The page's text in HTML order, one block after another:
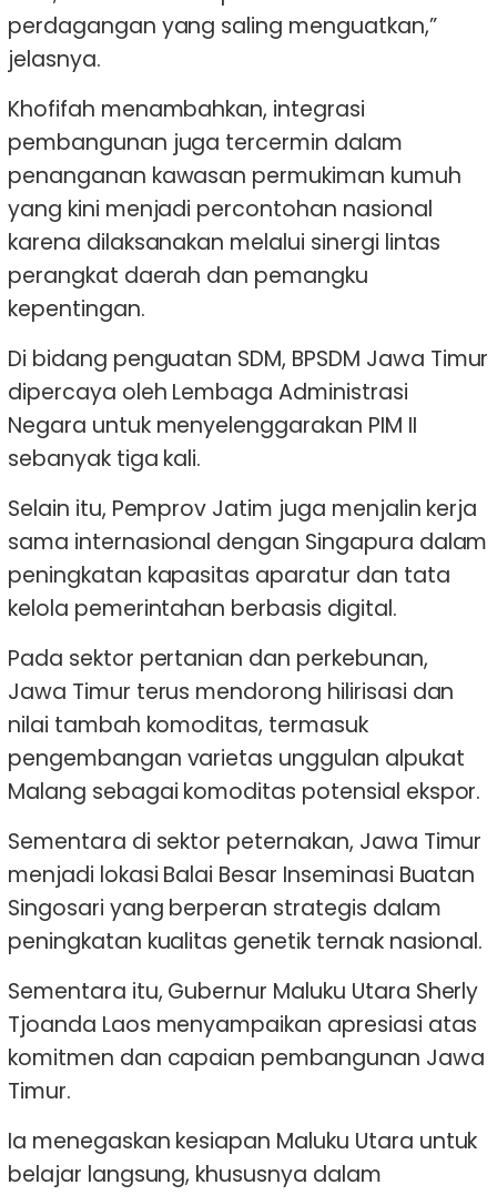
perdagangan yang saling menguatkan,”
jelasnya.
Khofifah menambahkan, integrasi
pembangunan juga tercermin dalam
penanganan kawasan permukiman kumuh
yang kini menjadi percontohan nasional
karena dilaksanakan melalui sinergi lintas
perangkat daerah dan pemangku
kepentingan.
Di bidang penguatan SDM, BPSDM Jawa Timur
dipercaya oleh Lembaga Administrasi
Negara untuk menyelenggarakan PIM II
sebanyak tiga kali.
Selain itu, Pemprov Jatim juga menjalin kerja
sama internasional dengan Singapura dalam
peningkatan kapasitas aparatur dan tata
kelola pemerintahan berbasis digital.
Pada sektor pertanian dan perkebunan,
Jawa Timur terus mendorong hilirisasi dan
nilai tambah komoditas, termasuk
pengembangan varietas unggulan alpukat
Malang sebagai komoditas potensial ekspor.
Sementara di sektor peternakan, Jawa Timur
menjadi lokasi Balai Besar Inseminasi Buatan
Singosari yang berperan strategis dalam
peningkatan kualitas genetik ternak nasional.
Sementara itu, Gubernur Maluku Utara Sherly
Tjoanda Laos menyampaikan apresiasi atas
komitmen dan capaian pembangunan Jawa
Timur.
Ia menegaskan kesiapan Maluku Utara untuk
belajar langsung, khususnya dalam